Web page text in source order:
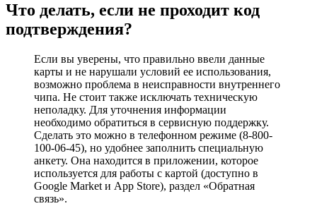
Что делать, если не проходит код
подтверждения?
Если вы уверены, что правильно ввели данные
карты и не нарушали условий ее использования,
возможно проблема в неисправности внутреннего
чипа. Не стоит также исключать техническую
неполадку. Для уточнения информации
необходимо обратиться в сервисную поддержку.
Сделать это можно в телефонном режиме (8-800-
100-06-45), но удобнее заполнить специальную
анкету. Она находится в приложении, которое
используется для работы с картой (доступно в
Google Market и App Store), раздел «Обратная
связь».